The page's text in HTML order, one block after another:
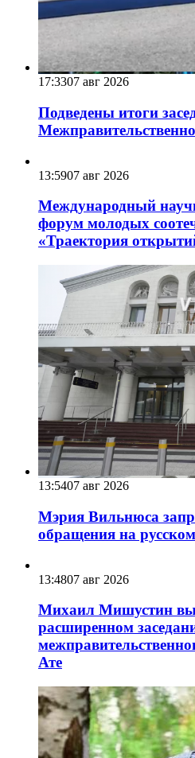
17:3307 авг 2026
Подведены итоги
13:5907 авг 2026
Международный
форум молодых
«Траектория
13:5407 авг 2026
Мэрия Вильнюса
обращения на
13:4807 авг 2026
Михаил Мишустин
расширенном
Ате